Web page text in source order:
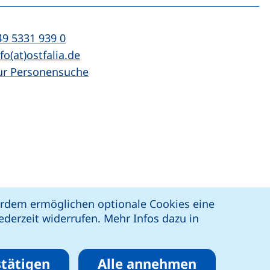
ermöglichen optionale Cookies eine
widerrufen. Mehr Infos dazu in
Alle annehmen
5331 939 0(startet einen Telefonanruf, wenn Ihr
(öffnet Ihr E-Mail-Programm)
Personensuche